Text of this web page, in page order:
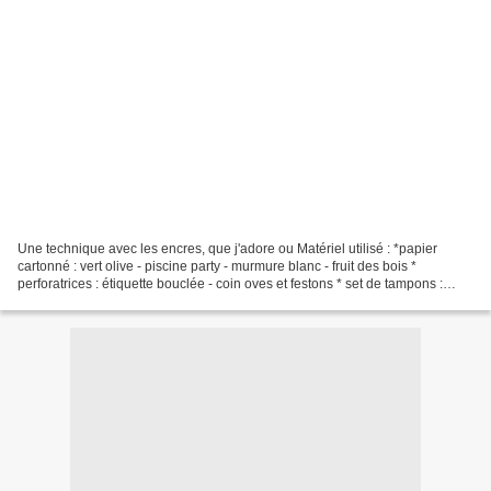
Une technique avec les encres, que j'adore ou Matériel utilisé : *papier
cartonné : vert olive - piscine party - murmure blanc - fruit des bois *
perforatrices : étiquette bouclée - coin oves et festons * set de tampons :